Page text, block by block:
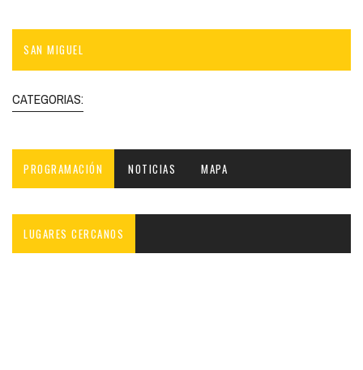
SAN MIGUEL
CATEGORIAS:
PROGRAMACIÓN NOTICIAS MAPA
LUGARES CERCANOS